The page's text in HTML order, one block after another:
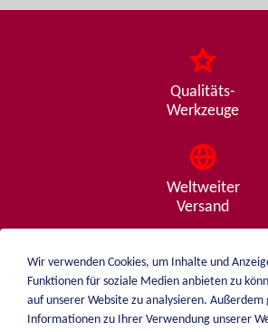
Qualitäts-
Werkzeuge
Weltweiter
Versand
Beratung
von A - Z
Wir verwenden Cookies, um Inhalte und
Funktionen für soziale Medien anbieten zu
auf unserer Website zu analysieren. Außerdem
Informationen zu Ihrer Verwendung unserer